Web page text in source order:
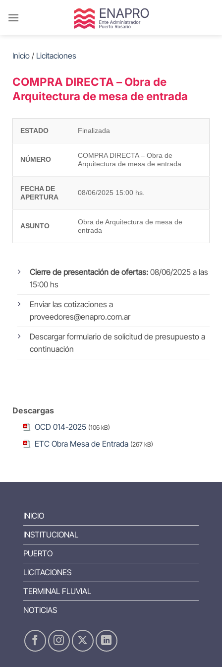
Inicio / Licitaciones
COMPRA DIRECTA – Obra de
Arquitectura de mesa de entrada
ESTADO Finalizada
NÚMERO
COMPRA DIRECTA – Obra de
Arquitectura de mesa de entrada
FECHA DE
APERTURA
08/06/2025 15:00 hs.
ASUNTO
Obra de Arquitectura de mesa de
entrada
Cierre de presentación de ofertas: 08/06/2025 a las
15:00 hs
Enviar las cotizaciones a
proveedores@enapro.com.ar
Descargar formulario de solicitud de presupuesto a
continuación
Descargas
OCD 014-2025 (106 kB)
ETC Obra Mesa de Entrada (267 kB)
INICIO
INSTITUCIONAL
PUERTO
LICITACIONES
TERMINAL FLUVIAL
NOTICIAS